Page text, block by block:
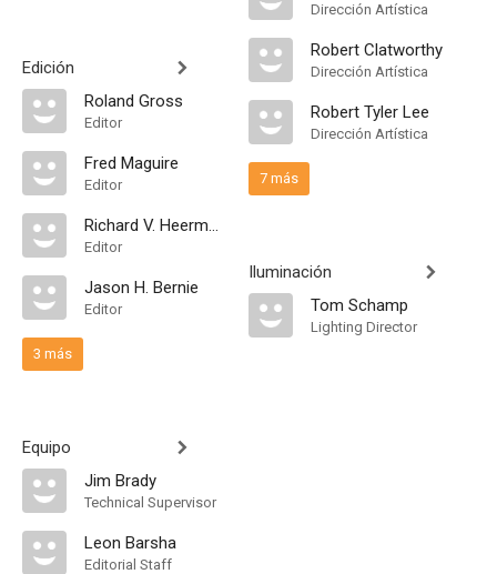
Edición
Roland Gross
Editor
Fred Maguire
Editor
Richard V. Heermance
Editor
Jason H. Bernie
Editor
3 más
Equipo
Jim Brady
Technical Supervisor
Leon Barsha
Editorial Staff
Dirección Artística
Robert Clatworthy
Dirección Artística
Robert Tyler Lee
Dirección Artística
7 más
Iluminación
Tom Schamp
Lighting Director